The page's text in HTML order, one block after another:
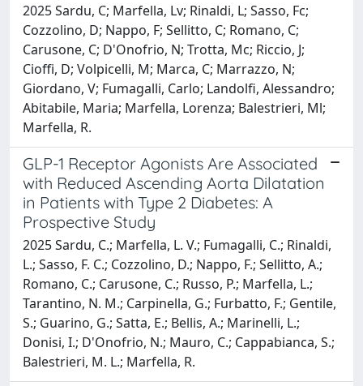
2025 Sardu, C; Marfella, Lv; Rinaldi, L; Sasso, Fc;
Cozzolino, D; Nappo, F; Sellitto, C; Romano, C;
Carusone, C; D'Onofrio, N; Trotta, Mc; Riccio, J;
Cioffi, D; Volpicelli, M; Marca, C; Marrazzo, N;
Giordano, V; Fumagalli, Carlo; Landolfi, Alessandro;
Abitabile, Maria; Marfella, Lorenza; Balestrieri, Ml;
Marfella, R.
GLP-1 Receptor Agonists Are Associated
with Reduced Ascending Aorta Dilatation
in Patients with Type 2 Diabetes: A
Prospective Study
2025 Sardu, C.; Marfella, L. V.; Fumagalli, C.; Rinaldi,
L.; Sasso, F. C.; Cozzolino, D.; Nappo, F.; Sellitto, A.;
Romano, C.; Carusone, C.; Russo, P.; Marfella, L.;
Tarantino, N. M.; Carpinella, G.; Furbatto, F.; Gentile,
S.; Guarino, G.; Satta, E.; Bellis, A.; Marinelli, L.;
Donisi, I.; D'Onofrio, N.; Mauro, C.; Cappabianca, S.;
Balestrieri, M. L.; Marfella, R.